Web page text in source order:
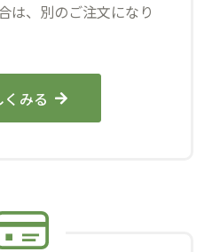
は、別のご注文になり
くみる